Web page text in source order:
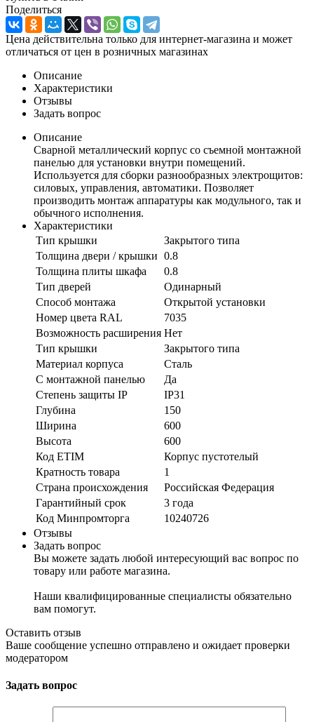
Поделиться
Цена действительна только для интернет-магазина и может
отличаться от цен в розничных магазинах
Описание
Характеристики
Отзывы
Задать вопрос
Описание
Сварной металлический корпус со съемной монтажной
панелью для установки внутри помещений.
Используется для сборки разнообразных электрощитов:
силовых, управления, автоматики. Позволяет
производить монтаж аппаратуры как модульного, так и
обычного исполнения.
Характеристики
Тип крышки
Закрытого типа
Толщина двери / крышки 0.8
Толщина плиты шкафа
0.8
Тип дверей
Одинарный
Способ монтажа
Открытой установки
Номер цвета RAL
7035
Возможность расширения Нет
Тип крышки
Закрытого типа
Материал корпуса
Сталь
С монтажной панелью
Да
Степень защиты IP
IP31
Глубина
150
Ширина
600
Высота
600
Код ETIM
Корпус пустотелый
Кратность товара
1
Страна происхождения
Российская Федерация
Гарантийный срок
3 года
Код Минпромторга
10240726
Отзывы
Задать вопрос
Вы можете задать любой интересующий вас вопрос по
товару или работе магазина.
Наши квалифицированные специалисты обязательно
вам помогут.
Оставить отзыв
Ваше сообщение успешно отправлено и ожидает проверки
модератором
Задать вопрос